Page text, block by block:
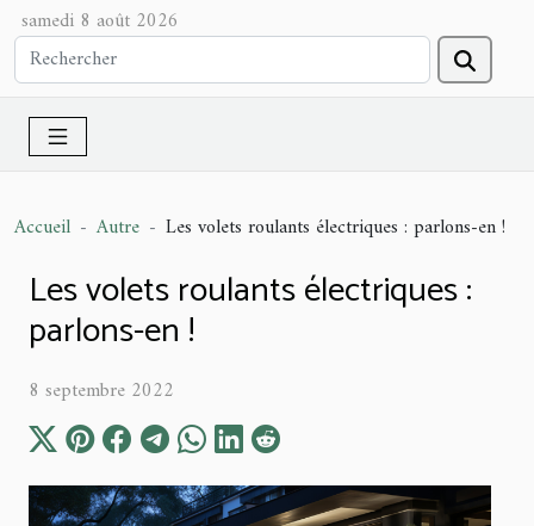
samedi 8 août 2026
Accueil Autre Les volets roulants électriques : parlons-en !
Les volets roulants électriques :
parlons-en !
8 septembre 2022